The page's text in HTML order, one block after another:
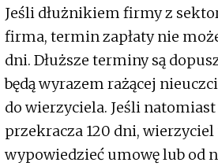
Jeśli dłużnikiem firmy z
firma, termin zapłaty nie
dni. Dłuższe terminy są
będą wyrazem rażącej
do wierzyciela. Jeśli
przekracza 120 dni, wierzyciel
wypowiedzieć umowę lub od